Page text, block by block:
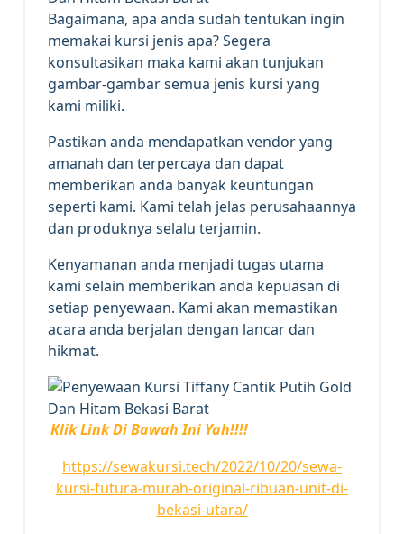
Bagaimana, apa anda sudah tentukan ingin
memakai kursi jenis apa? Segera
konsultasikan maka kami akan tunjukan
gambar-gambar semua jenis kursi yang
kami miliki.
Pastikan anda mendapatkan vendor yang
amanah dan terpercaya dan dapat
memberikan anda banyak keuntungan
seperti kami. Kami telah jelas perusahaannya
dan produknya selalu terjamin.
Kenyamanan anda menjadi tugas utama
kami selain memberikan anda kepuasan di
setiap penyewaan. Kami akan memastikan
acara anda berjalan dengan lancar dan
hikmat.
Klik Link Di Bawah Ini Yah!!!!
https://sewakursi.tech/2022/10/20/sewa-
kursi-futura-murah-original-ribuan-unit-di-
bekasi-utara/